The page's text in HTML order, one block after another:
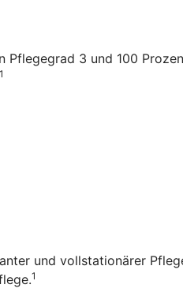
3 und 100
1
und vollstationärer
1